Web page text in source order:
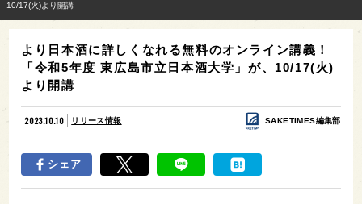
10/17(火)より開講
より日本酒に詳しくなれる無料のオンライン講義！
「令和5年度 東広島市立日本酒大学」が、10/17(火)
より開講
2023.10.10 リリース情報 SAKETIMES編集部
シェア